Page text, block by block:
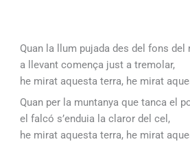
Quan la llum pujada des del fons del
a llevant comença just a tremolar,
he mirat aquesta terra, he mirat
Quan per la muntanya que tanca el
el falcó s’enduia la claror del cel,
he mirat aquesta terra, he mirat